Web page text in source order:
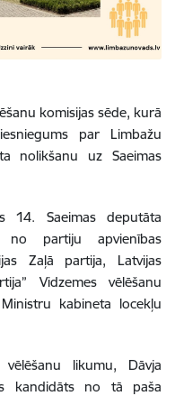
komisijas sēde, kurā
par Limbažu
nolikšanu uz Saeimas
14. Saeimas deputāta
partiju apvienības
Zaļā partija, Latvijas
Vidzemes vēlēšanu
kabineta locekļu
likumu, Dāvja
kandidāts no tā paša